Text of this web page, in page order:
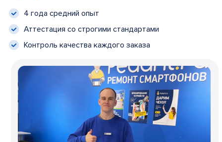
4 года средний опыт
Аттестация со строгими стандартами
Контроль качества каждого заказа